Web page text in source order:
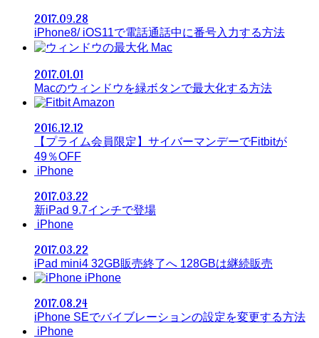
2017.09.28
iPhone8/ iOS11で電話通話中に番号入力する方法
Mac
2017.01.01
Macのウィンドウを緑ボタンで最大化する方法
Amazon
2016.12.12
【プライム会員限定】サイバーマンデーでFitbitが
49％OFF
iPhone
2017.03.22
新iPad 9.7インチで登場
iPhone
2017.03.22
iPad mini4 32GB販売終了へ 128GBは継続販売
iPhone
2017.08.24
iPhone SEでバイブレーションの設定を変更する方法
iPhone